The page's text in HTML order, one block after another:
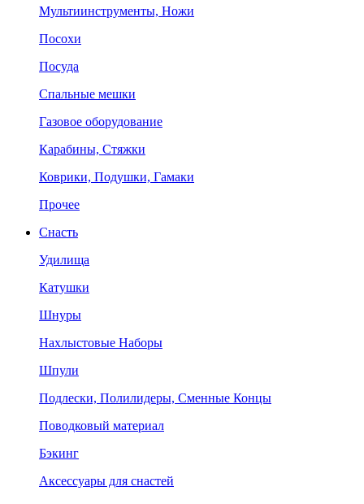
Мультиинструменты, Ножи
Посохи
Посуда
Спальные мешки
Газовое оборудование
Карабины, Стяжки
Коврики, Подушки, Гамаки
Прочее
Снасть
Удилища
Катушки
Шнуры
Нахлыстовые Наборы
Шпули
Подлески, Полилидеры, Сменные Концы
Поводковый материал
Бэкинг
Аксессуары для снастей